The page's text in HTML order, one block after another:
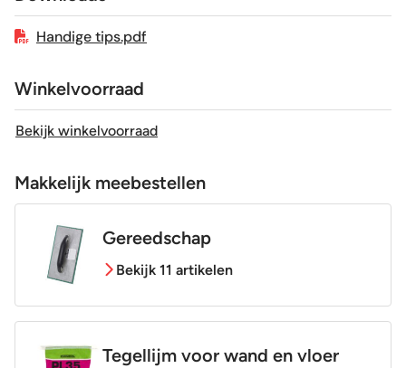
Handige tips.pdf
Winkelvoorraad
Bekijk winkelvoorraad
Makkelijk meebestellen
Gereedschap
Bekijk 11 artikelen
Tegellijm voor wand en vloer